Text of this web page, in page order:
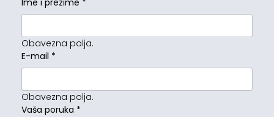
Ime i prezime *
Obavezna polja.
E-mail *
Obavezna polja.
Vaša poruka *